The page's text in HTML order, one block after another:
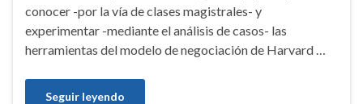
conocer -por la vía de clases magistrales- y
experimentar -mediante el análisis de casos- las
herramientas del modelo de negociación de Harvard …
Seguir leyendo